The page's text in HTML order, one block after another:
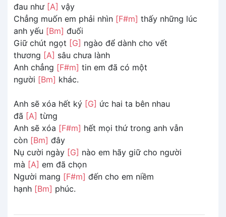
đau như [A] vậy
Chẳng muốn em phải nhìn [F#m] thấy những lúc
anh yếu [Bm] đuối
Giữ chút ngọt [G] ngào để dành cho vết
thương [A] sâu chưa lành
Anh chẳng [F#m] tin em đã có một
người [Bm] khác.
Anh sẽ xóa hết ký [G] ức hai ta bên nhau
đã [A] từng
Anh sẽ xóa [F#m] hết mọi thứ trong anh vẫn
còn [Bm] đây
Nụ cười ngày [G] nào em hãy giữ cho người
mà [A] em đã chọn
Người mang [F#m] đến cho em niềm
hạnh [Bm] phúc.